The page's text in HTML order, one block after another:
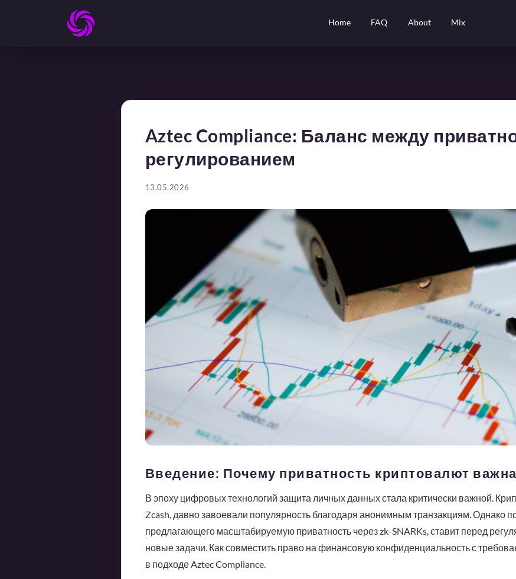
Home FAQ About Mix
Aztec Compliance: Баланс между
регулированием
13.05.2026
Введение: Почему приватность криптовалют
В эпоху цифровых технологий защита личных данных стала критически важной.
Zcash, давно завоевали популярность благодаря анонимным транзакциям. Однако
предлагающего масштабируемую приватность через zk-SNARKs, ставит перед
новые задачи. Как совместить право на финансовую конфиденциальность с
в подходе Aztec Compliance.